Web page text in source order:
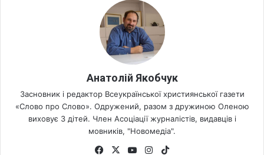
Анатолій Якобчук
Засновник і редактор Всеукраїнської християнської газети
«Слово про Слово». Одружений, разом з дружиною Оленою
виховує 3 дітей. Член Асоціації журналістів, видавців і
мовників, "Новомедіа".
Fa X Yo Ins